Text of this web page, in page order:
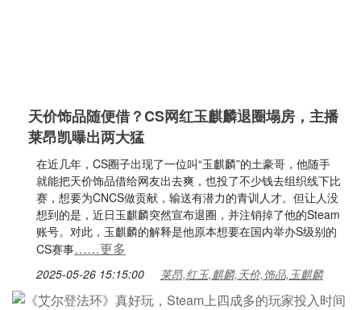
天价饰品随便借？CS网红玉麒麟退圈塌房，主播
莱昂凯曝出两大猛
在近几年，CS圈子出现了一位叫“玉麒麟”的土豪哥，他随手
就能把天价饰品借给网友出去爽，也投了不少钱去组织线下比
赛，想要为CNCS做贡献，输送有潜力的青训人才。但让人没
想到的是，近日玉麒麟突然宣布退圈，并注销掉了他的Steam
账号。对此，玉麒麟的解释是他原本想要在国内举办S级别的
CS赛事……更多
2025-05-26 15:15:00 莱昂,红玉,麒麟,天价,饰品,玉麒麟